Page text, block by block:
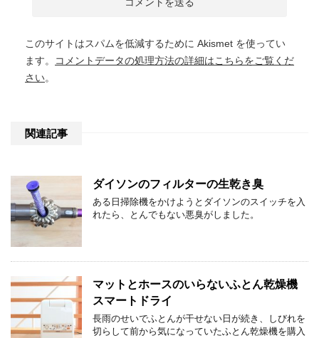
このサイトはスパムを低減するために Akismet を使ってい
ます。
コメントデータの処理方法の詳細はこちらをご覧くだ
さい。
関連記事
ダイソンのフィルターの生乾き臭
ある日掃除機をかけようとダイソンのスイッチを入
れたら、とんでもない悪臭がしました。
マットとホースのいらないふとん乾燥機
スマートドライ
長雨のせいでふとんが干せない日が続き、しびれを
切らして前から気になっていたふとん乾燥機を購入